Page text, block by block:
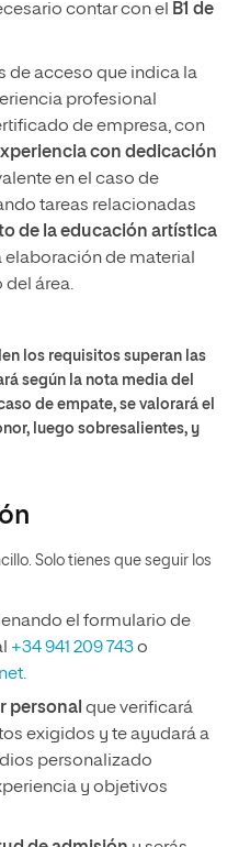
contar con el
B1 de
de acceso que indica la
profesional
de empresa, con
con dedicación
en el caso de
tareas relacionadas
de la educación artística
elaboración de material
área.
los requisitos superan las
según la nota media del
de empate, se valorará el
luego sobresalientes, y
Solo tienes que seguir los
el formulario de
+34 941 209 743o
personal que verificará
exigidos y te ayudará a
personalizado
y objetivos